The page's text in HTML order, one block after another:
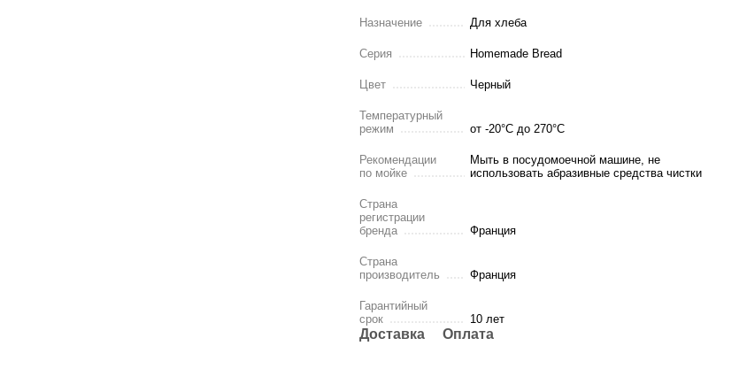
Назначение Для хлеба
Серия Homemade Bread
Цвет Черный
Температурный
режим
от -20°C до 270°C
Рекомендации
по мойке
Мыть в посудомоечной машине, не
использовать абразивные средства чистки
Страна
регистрации
бренда
Франция
Страна
производитель
Франция
Гарантийный
срок
10 лет
Доставка Оплата